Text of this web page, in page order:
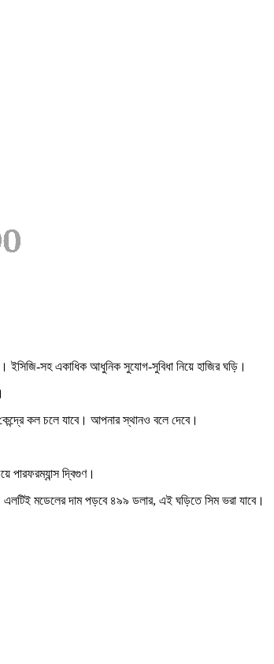
ইসিজি-সহ একাধিক আধুনিক সুযোগ-সুবিধা নিয়ে হাজির ঘড়ি।
কল চলে যাবে। আপনার স্থানও বলে দেবে।
পারফরম্যান্স দ্বিগুণ।
মডেলের দাম পড়বে ৪৯৯ ডলার, এই ঘড়িতে সিম ভরা যাবে।